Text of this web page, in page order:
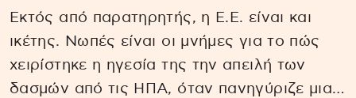
Εκτός από παρατηρητής, η Ε.Ε. είναι και
ικέτης. Νωπές είναι οι μνήμες για το πώς
χειρίστηκε η ηγεσία της την απειλή των
δασμών από τις ΗΠΑ, όταν πανηγύριζε μια…